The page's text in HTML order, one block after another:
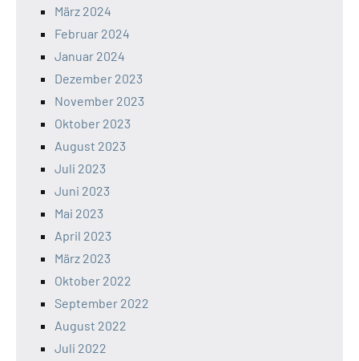
März 2024
Februar 2024
Januar 2024
Dezember 2023
November 2023
Oktober 2023
August 2023
Juli 2023
Juni 2023
Mai 2023
April 2023
März 2023
Oktober 2022
September 2022
August 2022
Juli 2022